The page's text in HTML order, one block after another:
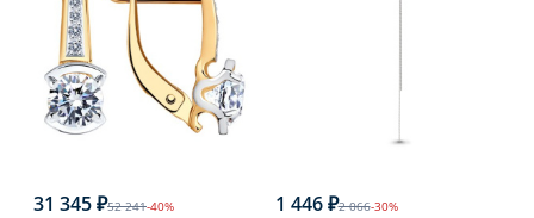
31 345 ₽52 241-40% 1 446 ₽2 066-30%